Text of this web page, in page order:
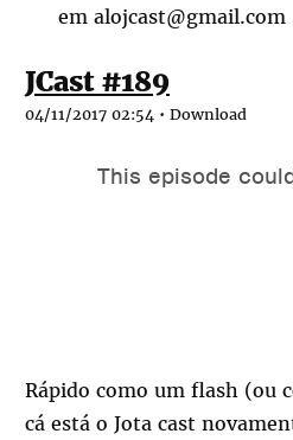
em alojcast@gmail.com
JCast #189
04/11/2017 02:54 • Download
Rápido como um flash (ou
cá está o Jota cast